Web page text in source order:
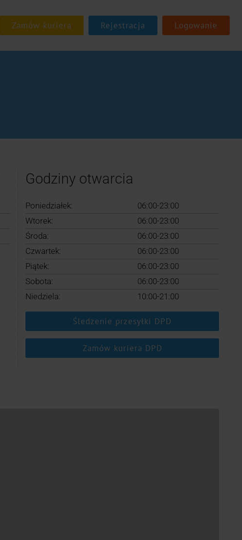
Rejestracja Logowanie
Godziny otwarcia
Poniedziałek:
06:00-23:00
Wtorek:
06:00-23:00
Środa:
06:00-23:00
Czwartek:
06:00-23:00
Piątek:
06:00-23:00
Sobota:
06:00-23:00
Niedziela:
10:00-21:00
Śledzenie przesyłki DPD
Zamów kuriera DPD